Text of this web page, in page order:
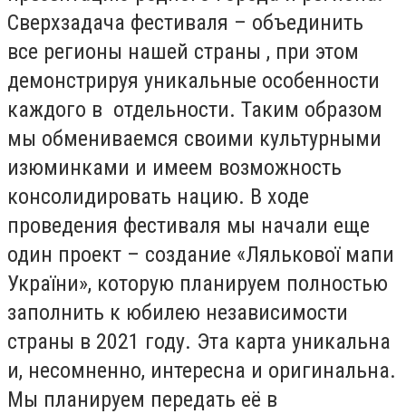
Сверхзадача фестиваля – объединить
все регионы нашей страны , при этом
демонстрируя уникальные особенности
каждого в отдельности. Таким образом
мы обмениваемся своими культурными
изюминками и имеем возможность
консолидировать нацию. В ходе
проведения фестиваля мы начали еще
один проект – создание «Лялькової мапи
України», которую планируем полностью
заполнить к юбилею независимости
страны в 2021 году. Эта карта уникальна
и, несомненно, интересна и оригинальна.
Мы планируем передать её в